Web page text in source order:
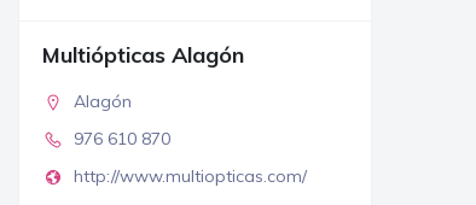
Multiópticas Alagón
Alagón
976 610 870
http://www.multiopticas.com/